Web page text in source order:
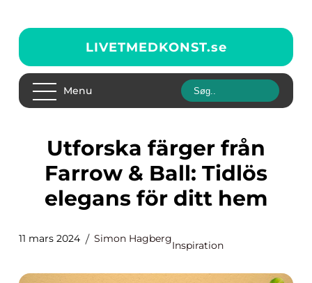
LIVETMEDKONST.se
Menu
Utforska färger från
Farrow & Ball: Tidlös
elegans för ditt hem
11 mars 2024 Simon Hagberg
Inspiration